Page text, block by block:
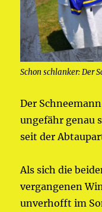
Schon schlanker: Der
Der
ungefähr genau
seit der
Als sich die
vergangenen
unverhofft im